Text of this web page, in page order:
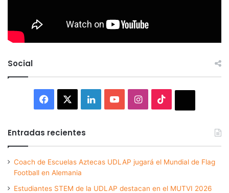
Social
Facebook LinkedInYouTubeInstagram
Entradas recientes
Coach de Escuelas Aztecas UDLAP jugará el Mundial de Flag
Football en Alemania
Estudiantes STEM de la UDLAP destacan en el MUTVI 2026